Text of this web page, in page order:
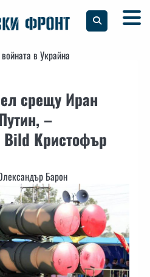
в Украйна
срещу Иран
–
Bild Кристофър
Барон